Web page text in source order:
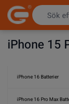
Hoppa till
iPhone 15
iPhone 16 Batterier
iPhone 16 Pro Max